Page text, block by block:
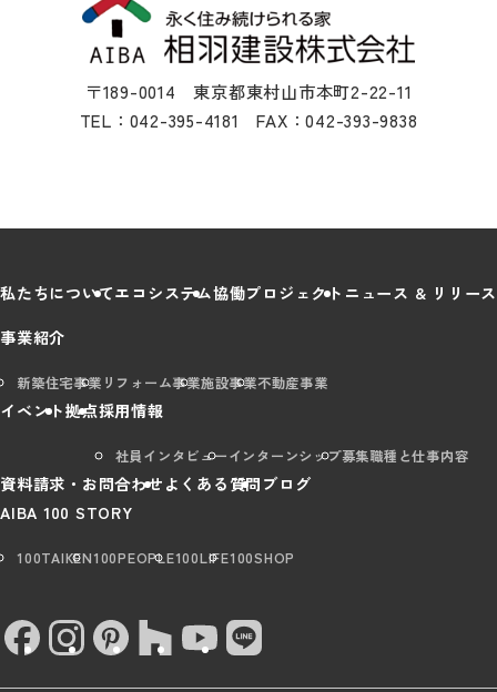
〒189-0014 東京都東村山市本町2-22-11
TEL：042-395-4181 FAX：042-393-9838
私たちについてエコシステム協働プロジェクト ニュース & リリース
事業紹介
新築住宅事業 リフォーム事業施設事業不動産事業
イベント拠点採用情報
社員インタビューインターンシップ募集職種と仕事内容
資料請求・お問合わせ よくある質問 ブログ
AIBA 100 STORY
100TAIKEN100PEOPLE100LIFE100SHOP